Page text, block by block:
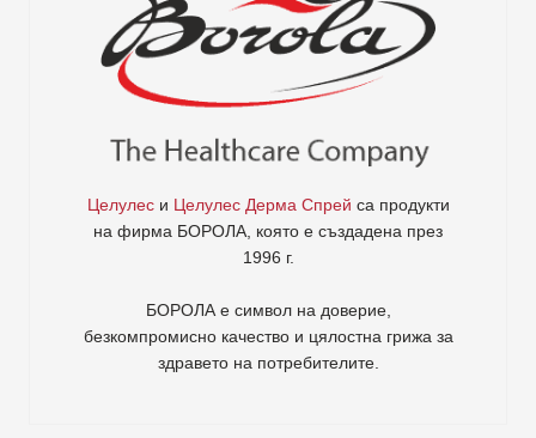
Целулеси Целулес Дерма Спрей са продукти
на фирма БОРОЛА , която е създадена през
1996 г.
БОРОЛА е символ на доверие,
безкомпромисно качество и цялостна грижа за
здравето на потребителите.